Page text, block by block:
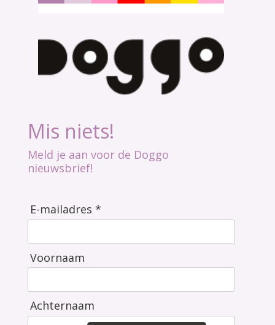
Mis niets!
Meld je aan voor de Doggo
nieuwsbrief!
E-mailadres *
Voornaam
Achternaam